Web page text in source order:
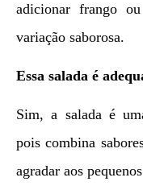
adicionar frango
variação saborosa.
Essa salada é
Sim, a salada é
pois combina
agradar aos